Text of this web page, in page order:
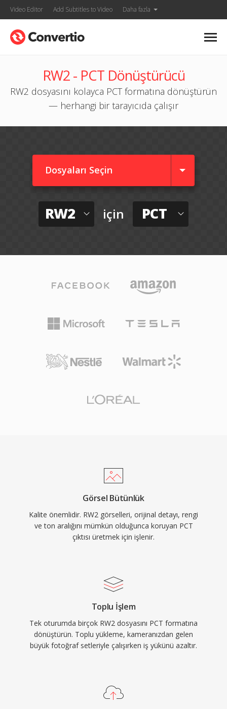
Video Editor Add Subtitles to Video Daha fazla
RW2 - PCT Dönüştürücü
RW2 dosyasını kolayca PCT formatına dönüştürün
— herhangi bir tarayıcıda çalışır
Dosyaları Seçin
RW2 için PCT
Görsel Bütünlük
Kalite önemlidir. RW2 görselleri, orijinal detayı, rengi
ve ton aralığını mümkün olduğunca koruyan PCT
çıktısı üretmek için işlenir.
Toplu İşlem
Tek oturumda birçok RW2 dosyasını PCT formatına
dönüştürün. Toplu yükleme, kameranızdan gelen
büyük fotoğraf setleriyle çalışırken iş yükünü azaltır.